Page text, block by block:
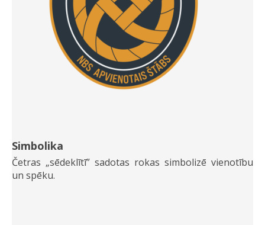
Simbolika
Četras „sēdeklītī” sadotas rokas simbolizē vienotību
un spēku.